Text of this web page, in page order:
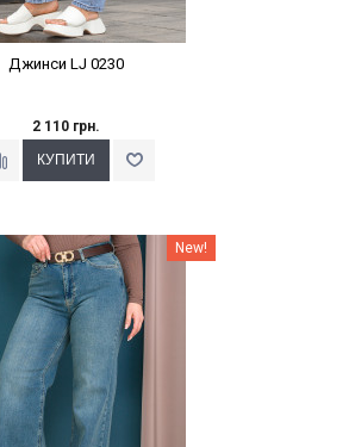
Джинси LJ 0230
2 110 грн.
Наклейки Варіант з % New!